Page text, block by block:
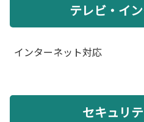
テレビ・イ
インターネット対応
セキュリ